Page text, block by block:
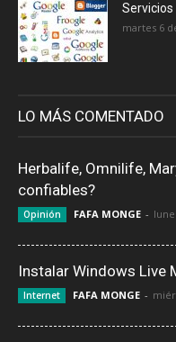
Servicios
martes 6
LO MÁS COMENTADO
Herbalife, Omnilife,
confiables?
Opinión FAFA MONGE -
Instalar Windows Live
Internet FAFA MONGE -